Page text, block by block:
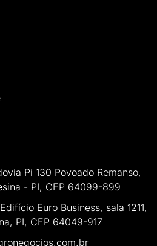
Pi 130 Povoado Remanso,
- PI, CEP 64099-899
Euro Business, sala 1211,
PI, CEP 64049-917